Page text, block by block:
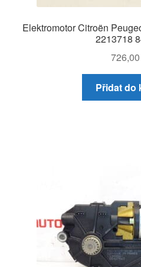
Elektromotor Citroën
2213718
726,00
Přidat do